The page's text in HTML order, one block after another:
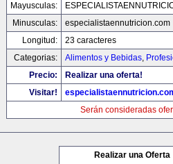
Mayusculas:
Minusculas:
especialistaennutricion.com
Longitud:
23 caracteres
Categorias:
Alimentos y Bebidas,
Precio:
Realizar una oferta!
Visitar!
Serán consideradas
Realizar una Oferta